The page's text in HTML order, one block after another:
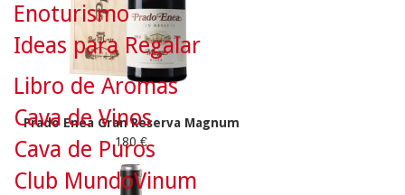
Prado Enea Gran Reserva Magnum
180 €
Enoturismo
Ideas para Regalar
Libro de Aromas
Cava de Vinos
Cava de Puros
Club MundoVinum